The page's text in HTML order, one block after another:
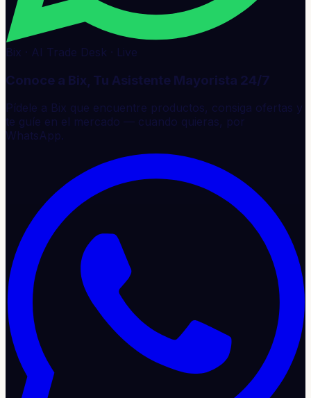
Bix · AI Trade Desk · Live
Conoce a Bix, Tu Asistente Mayorista 24/7
Pídele a Bix que encuentre productos, consiga ofertas y
te guíe en el mercado — cuando quieras, por
WhatsApp.